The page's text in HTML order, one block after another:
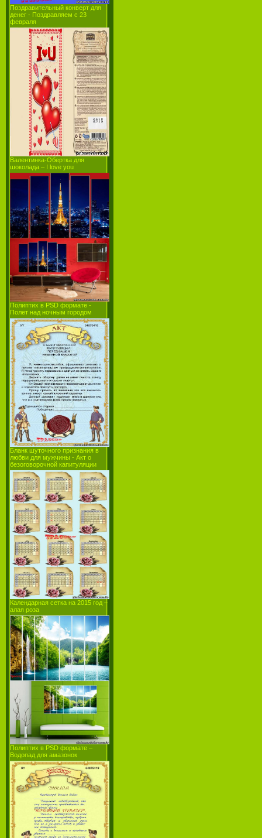
Поздравительный конверт для
денег - Поздравляем с 23
февраля
Валентинка-Обертка для
шоколада – I love you
Полиптих в PSD формате -
Полет над ночным городом
Бланк шуточного признания в
любви для мужчины - Акт о
безоговорочной капитуляции
Календарная сетка на 2015 год –
алая роза
Полиптих в PSD формате –
Водопад для амазонок